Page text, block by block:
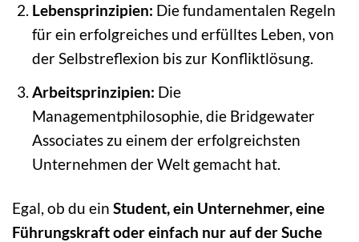
Lebensprinzipien: Die fundamentalen Regeln
für ein erfolgreiches und erfülltes Leben, von
der Selbstreflexion bis zur Konfliktlösung.
Arbeitsprinzipien: Die
Managementphilosophie, die Bridgewater
Associates zu einem der erfolgreichsten
Unternehmen der Welt gemacht hat.
Egal, ob du ein Student, ein Unternehmer, eine
Führungskraft oder einfach nur auf der Suche